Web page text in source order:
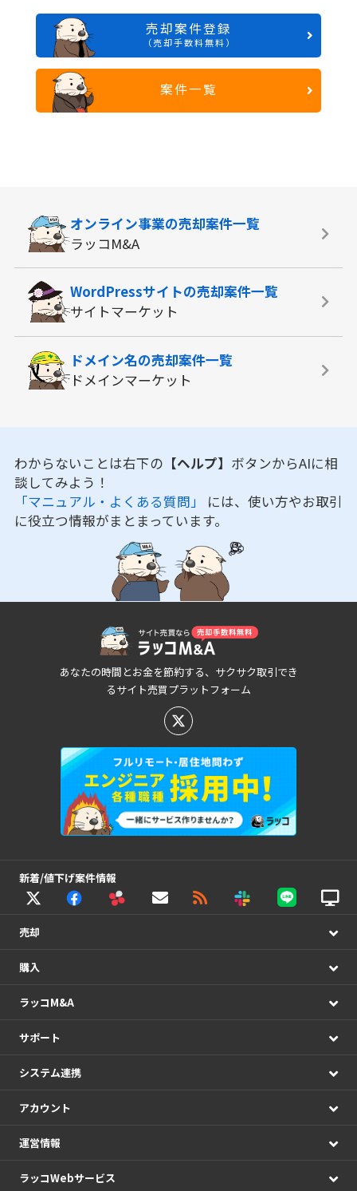
売却案件登録
（売却手数料無料）
案件一覧
オンライン事業の売却案件一覧
ラッコM&A
WordPressサイトの売却案件一覧
サイトマーケット
ドメイン名の売却案件一覧
ドメインマーケット
わからないことは右下の 【ヘルプ】 ボタンからAIに相
談してみよう！
「マニュアル・よくある質問」 には、使い方やお取引
に役立つ情報がまとまっています。
あなたの時間とお金を節約する、サクサク取引でき
るサイト売買プラットフォーム
新着/値下げ案件情報
売却
購入
ラッコM&A
サポート
システム連携
アカウント
運営情報
ラッコWebサービス